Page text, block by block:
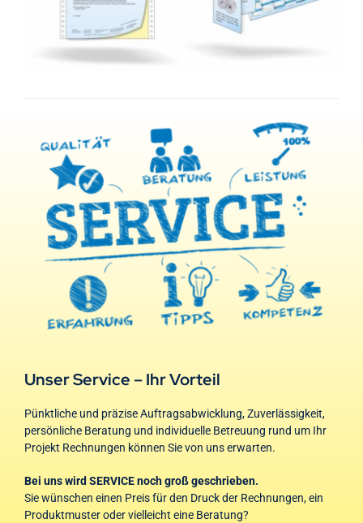
Unser Service – Ihr Vorteil
Pünktliche und präzise Auftragsabwicklung, Zuverlässigkeit,
persönliche Beratung und individuelle Betreuung rund um Ihr
Projekt Rechnungen können Sie von uns erwarten.
Bei uns wird SERVICE noch groß geschrieben.
Sie wünschen einen Preis für den Druck der Rechnungen, ein
Produktmuster oder vielleicht eine Beratung?